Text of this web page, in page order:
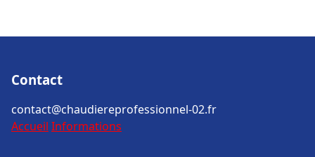
Contact
contact@chaudiereprofessionnel-02.fr
Accueil Informations